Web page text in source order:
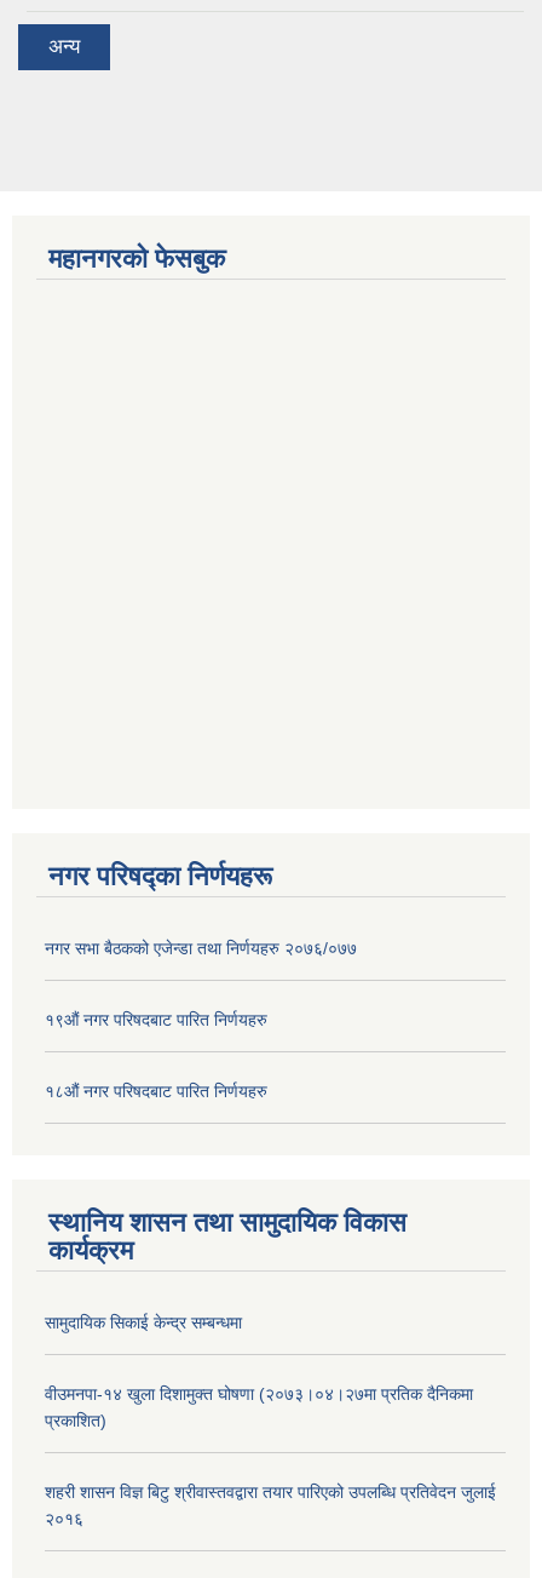
अन्य
महानगरको फेसबुक
नगर परिषद्का निर्णयहरू
नगर सभा बैठकको एजेन्डा तथा निर्णयहरु २०७६/०७७
१९औं नगर परिषदबाट पारित निर्णयहरु
१८औं नगर परिषदबाट पारित निर्णयहरु
स्थानिय शासन तथा सामुदायिक विकास
कार्यक्रम
सामुदायिक सिकाई केन्द्र सम्बन्धमा
वीउमनपा-१४ खुला दिशामुक्त घोषणा (२०७३।०४।२७मा प्रतिक दैनिकमा
प्रकाशित)
शहरी शासन विज्ञ बिटु श्रीवास्तवद्वारा तयार पारिएको उपलब्धि प्रतिवेदन जुलाई
२०१६